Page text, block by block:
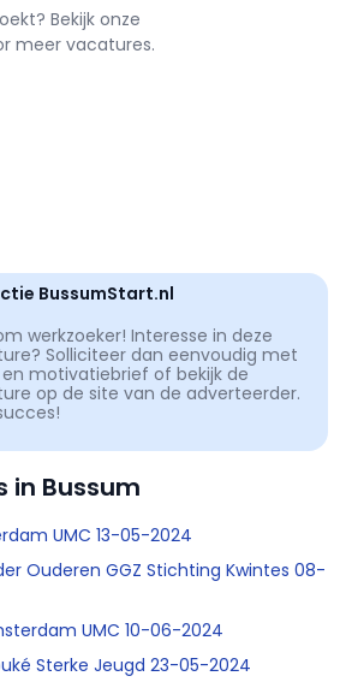
Bekijk onze
meer vacatures.
BussumStart.nl
werkzoeker! Interesse in deze
Solliciteer dan eenvoudig met
en motivatiebrief of bekijk de
op de site van de adverteerder.
in Bussum
UMC 13-05-2024
Ouderen GGZ Stichting Kwintes 08-
UMC 10-06-2024
Sterke Jeugd 23-05-2024